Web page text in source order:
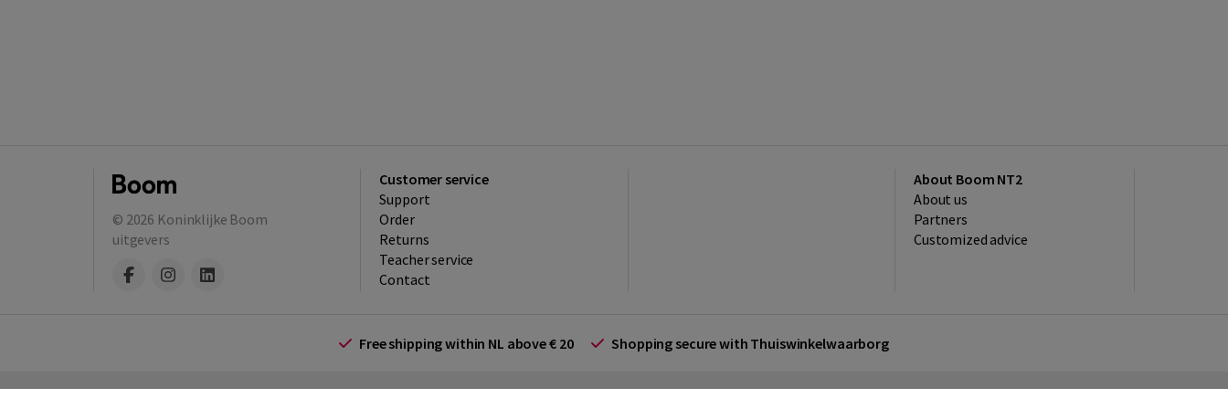
© 2026 Koninklijke Boom
uitgevers
Customer service
Support
Order
Returns
Teacher service
Contact
About Boom NT2
About us
Partners
Customized advice
Free shipping within NL above € 20 Shopping secure with Thuiswinkelwaarborg